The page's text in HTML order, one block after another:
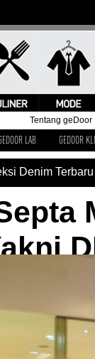
Tentang geDoor
LAB GEDOOR
Terbaru